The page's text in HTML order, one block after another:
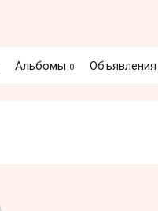
Альбомы 0